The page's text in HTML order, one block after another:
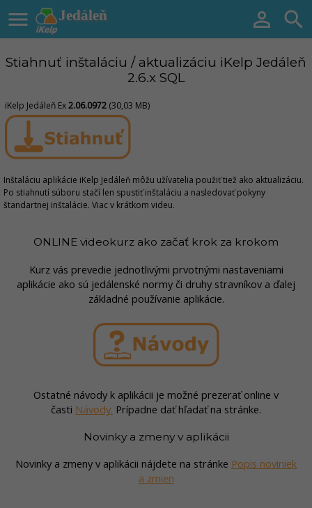
Jedáleň
  
Stiahnuť inštaláciu / aktualizáciu iKelp Jedáleň
2.6.x SQL
iKelp Jedáleň Ex2.06.0972 (30,03 MB)
Inštaláciu aplikácie iKelp Jedáleň môžu užívatelia použiť tiež ako aktualizáciu.
Po stiahnutí súboru stačí len spustiť inštaláciu a nasledovať pokyny
štandartnej inštalácie. Viac v krátkom videu.
ONLINE videokurz ako začať krok za krokom
Kurz vás prevedie jednotlivými prvotnými nastaveniami
aplikácie ako sú jedálenské normy či druhy stravníkov a ďalej
základné používanie aplikácie.
Ostatné návody k aplikácii je možné prezerať online v
časti Návody. Prípadne dať hľadať na stránke.
Novinky a zmeny v aplikácii
Novinky a zmeny v aplikácii nájdete na stránke Popis noviniek
a zmien